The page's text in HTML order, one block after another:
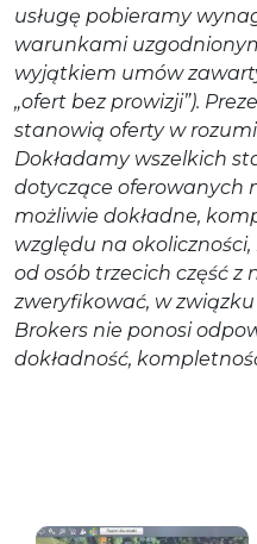
usługę pobieramy
warunkami
wyjątkiem umów
„ofert bez prowizji”).
stanowią oferty w
Dokładamy wszelkich
dotyczące oferowanych
możliwie dokładne,
względu na
od osób trzecich część z
zweryfikować, w
Brokers nie ponosi
dokładność,